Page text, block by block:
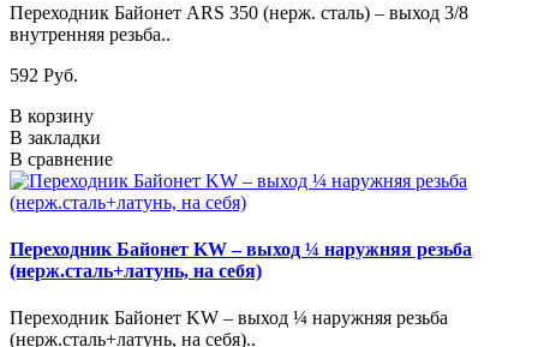
Переходник Байонет ARS 350 (нерж. сталь) – выход 3/8
внутренняя резьба..
592 Pуб.
В корзину
В закладки
В сравнение
Переходник Байонет KW – выход ¼ наружняя резьба
(нерж.сталь+латунь, на себя)
Переходник Байонет KW – выход ¼ наружняя резьба
(нерж.сталь+латунь, на себя)..